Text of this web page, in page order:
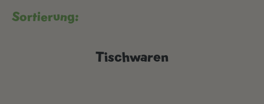
Sortierung:
Tischwaren